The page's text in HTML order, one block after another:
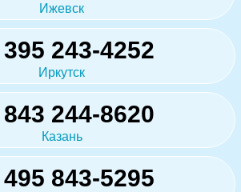
Ижевск
243-4252
Иркутск
244-8620
Казань
843-5295